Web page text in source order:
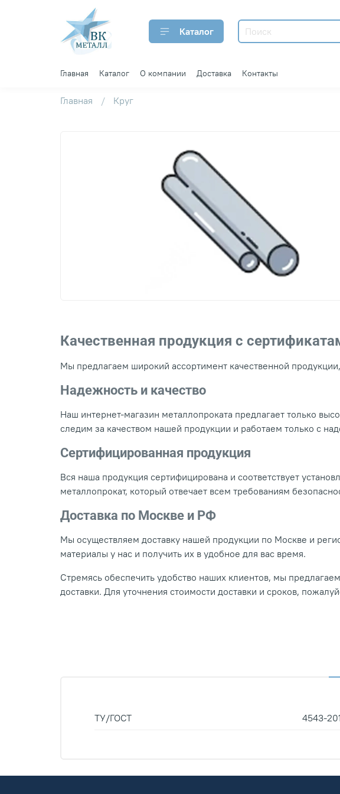
Каталог
Главная Каталог О компании Доставка Контакты
Главная Круг
Качественная продукция с
Мы предлагаем широкий ассортимент качественной
Надежность и качество
Наш интернет-магазин металлопроката предлагает только
следим за качеством нашей продукции и работаем только с
Сертифицированная продукция
Вся наша продукция сертифицирована и соответствует
металлопрокат, который отвечает всем требованиям
Доставка по Москве и РФ
Мы осуществляем доставку нашей продукции по Москве и
материалы у нас и получить их в удобное для вас время.
Стремясь обеспечить удобство наших клиентов, мы
доставки. Для уточнения стоимости доставки и сроков,
ТУ/ГОСТ 4543-